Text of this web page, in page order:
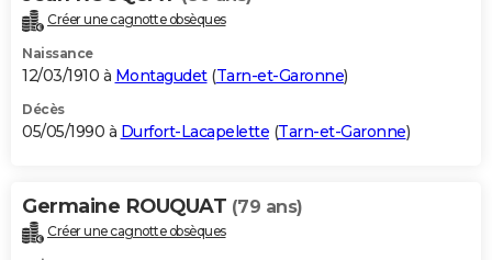
Créer une cagnotte obsèques
Naissance
12/03/1910 à Montagudet(Tarn-et-Garonne)
Décès
05/05/1990 à Durfort-Lacapelette (Tarn-et-Garonne)
Germaine ROUQUAT (79 ans)
Créer une cagnotte obsèques